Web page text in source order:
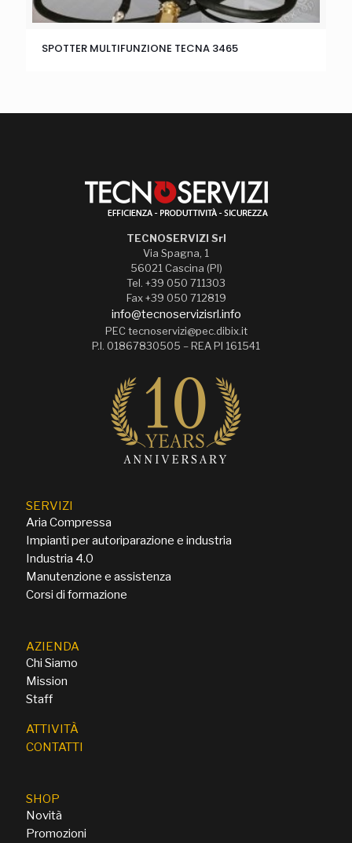
SPOTTER MULTIFUNZIONE TECNA 3465
TECNOSERVIZI Srl
Via Spagna, 1
56021 Cascina (PI)
Tel. +39 050 711303
Fax +39 050 712819
info@tecnoservizisrl.info
PEC tecnoservizi@pec.dibix.it
P.I. 01867830505 – REA PI 161541
SERVIZI
Aria Compressa
Impianti per autoriparazione e industria
Industria 4.0
Manutenzione e assistenza
Corsi di formazione
AZIENDA
Chi Siamo
Mission
Staff
ATTIVITÀ
CONTATTI
SHOP
Novità
Promozioni